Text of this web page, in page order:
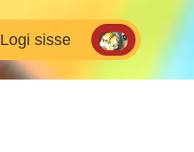
Logi sisse